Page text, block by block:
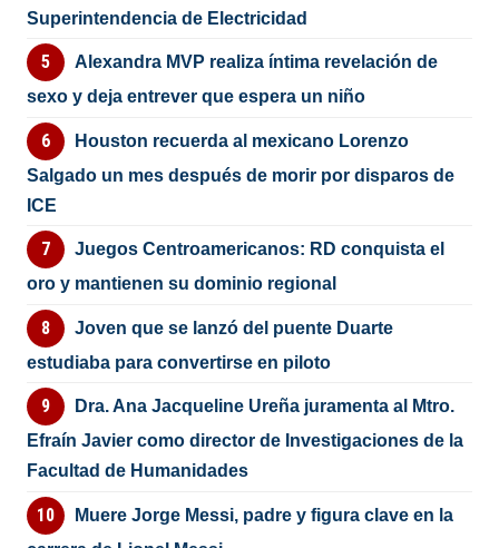
Superintendencia de Electricidad
Alexandra MVP realiza íntima revelación de
sexo y deja entrever que espera un niño
Houston recuerda al mexicano Lorenzo
Salgado un mes después de morir por disparos de
ICE
Juegos Centroamericanos: RD conquista el
oro y mantienen su dominio regional
Joven que se lanzó del puente Duarte
estudiaba para convertirse en piloto
Dra. Ana Jacqueline Ureña juramenta al Mtro.
Efraín Javier como director de Investigaciones de la
Facultad de Humanidades
Muere Jorge Messi, padre y figura clave en la